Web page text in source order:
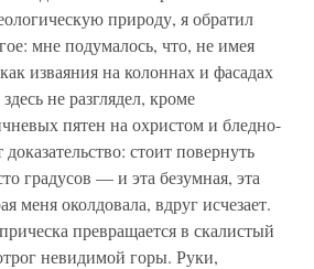
природу, я обратил
мне подумалось, что, не имея
изваяния на колоннах и фасадах
не разглядел, кроме
пятен на охристом и бледно-
стоит повернуть
градусов — и эта безумная, эта
меня околдовала, вдруг исчезает.
превращается в скалистый
невидимой горы. Руки,